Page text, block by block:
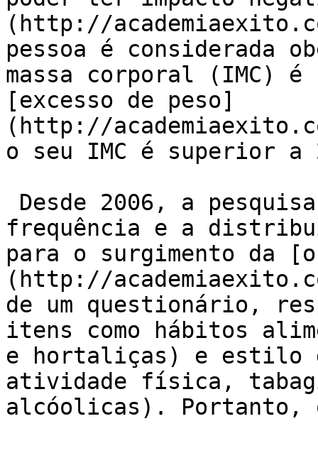
(http://
pessoa é considerada
massa corporal (IMC)
[excesso de peso]
(http://
o seu IMC é superior a
frequência e a
para o surgimento da
(http://
de um questionário,
itens como hábitos
e hortaliças) e estilo
atividade física,
alcóolicas). Portanto,